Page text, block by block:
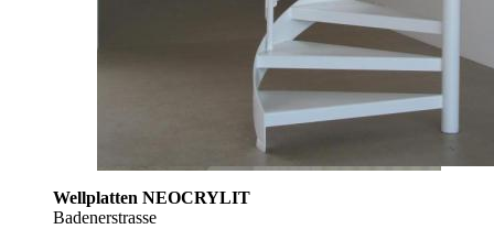
Wellplatten NEOCRYLIT
Badenerstrasse